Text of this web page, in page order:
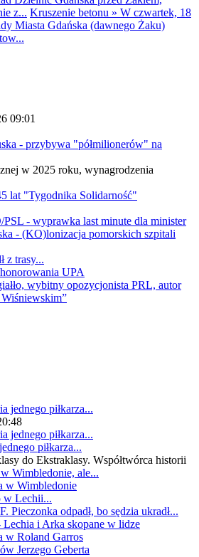
z... Kruszenie betonu » W czwartek, 18
Miasta Gdańska (dawnego Żaku)
09:01
- przybywa "półmilionerów" na
w 2025 roku, wynagrodzenia
lat "Tygodnika Solidarność"
- wyprawka last minute dla minister
- (KO)lonizacja pomorskich szpitali
z trasy...
UPA
wybitny opozycjonista PRL, autor
piłkarza...
do Ekstraklasy. Współtwórca historii
Wimbledonie, ale...
w Wimbledonie
w Lechii...
Pieczonka odpadł, bo sędzia ukradł...
Lechia i Arka skopane w lidze
w Roland Garros
Jerzego Geberta